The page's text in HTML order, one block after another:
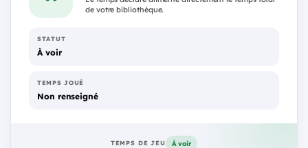
de votre bibliothèque.
STATUT
À voir
TEMPS JOUÉ
Non renseigné
TEMPS DE JEU À voir